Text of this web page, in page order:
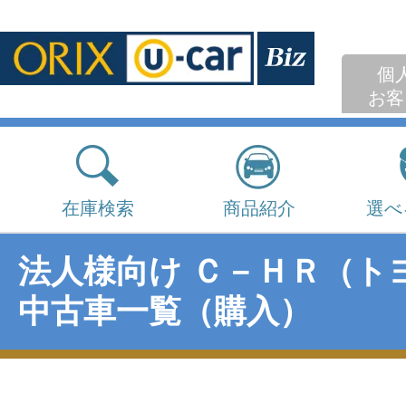
個
お
在庫検索 商品紹介 選
法人様向け Ｃ－ＨＲ（ト
中古車一覧（購入）